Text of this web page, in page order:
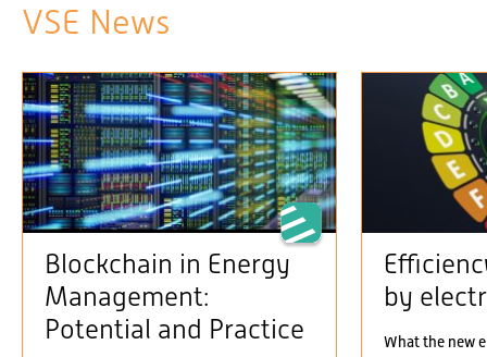
VSE News
Blockchain in Energy
Management:
Potential and Practice
by
What the new